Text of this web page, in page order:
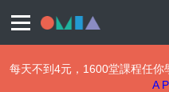
每天不到4元，1600堂課程任你
A